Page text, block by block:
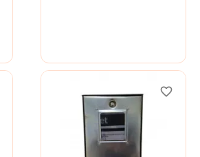
favorite_border
favorite_border